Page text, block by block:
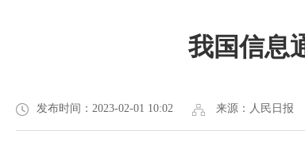
我国信息
发布时间：2023-02-01 10:02 来源：人民日报